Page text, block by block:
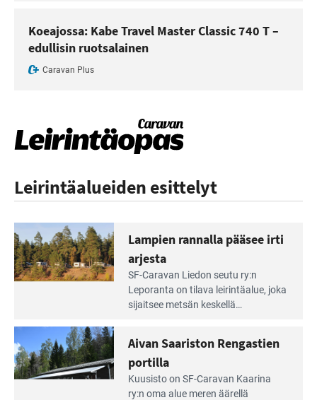
Koeajossa: Kabe Travel Master Classic 740 T –
edullisin ruotsalainen
Caravan Plus
Leirintäalueiden esittelyt
Lue
rannalla
pääsee
irti
arjesta
Lampien rannalla pääsee irti
arjesta
SF-Caravan Liedon seutu ry:n
Leporanta on tilava leirintäalue, joka
sijaitsee metsän kes­kellä
tarjoaa ympäris­töineen kauniit
maisemat ja loistavat virkistäytymis­
mahdollisuudet.
Lue
Aivan Saariston Rengastien
portilla
Kuusisto on SF-Caravan Kaarina
ry:n oma alue meren äärellä